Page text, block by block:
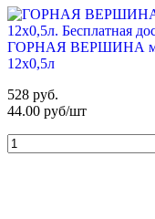
ГОРНАЯ ВЕРШИНА
12х0,5л
528 руб.
44.00 руб/шт